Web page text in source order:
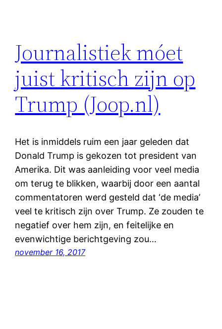
Journalistiek móet
juist kritisch zijn op
Trump (Joop.nl)
Het is inmiddels ruim een jaar geleden dat
Donald Trump is gekozen tot president van
Amerika. Dit was aanleiding voor veel media
om terug te blikken, waarbij door een aantal
commentatoren werd gesteld dat ‘de media’
veel te kritisch zijn over Trump. Ze zouden te
negatief over hem zijn, en feitelijke en
evenwichtige berichtgeving zou…
november 16, 2017